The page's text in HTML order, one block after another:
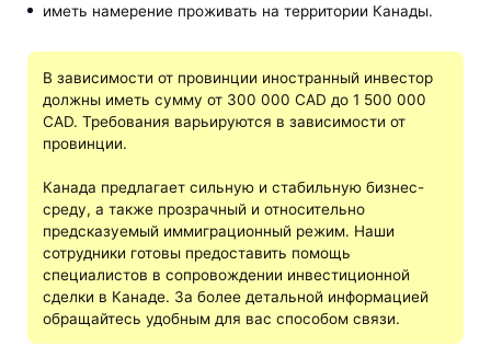
иметь намерение проживать на территории Канады.
В зависимости от провинции иностранный инвестор
должны иметь сумму от 300 000 CAD до 1 500 000
CAD. Требования варьируются в зависимости от
провинции.
Канада предлагает сильную и стабильную бизнес-
среду, а также прозрачный и относительно
предсказуемый иммиграционный режим. Наши
сотрудники готовы предоставить помощь
специалистов в сопровождении инвестиционной
сделки в Канаде. За более детальной информацией
обращайтесь удобным для вас способом связи.